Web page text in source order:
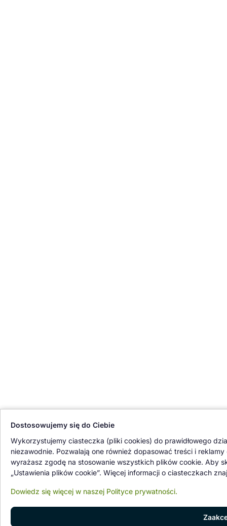
Dostosowujemy się do Ciebie
Wykorzystujemy ciasteczka (pliki cookies) do prawidłowego
niezawodnie. Pozwalają one również dopasować treści i
wyrażasz zgodę na stosowanie wszystkich plików cookie. Aby
„Ustawienia plików cookie”. Więcej informacji o ciasteczkach
Dowiedz się więcej w naszej Polityce prywatności.